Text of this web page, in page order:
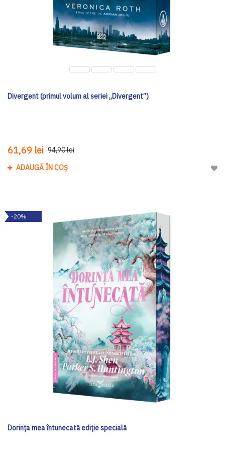
Divergent (primul volum al seriei „Divergent”)
61,69 lei 94,90 lei
ADAUGĂ ÎN COȘ
-20%
Dorința mea întunecată ediţie specială